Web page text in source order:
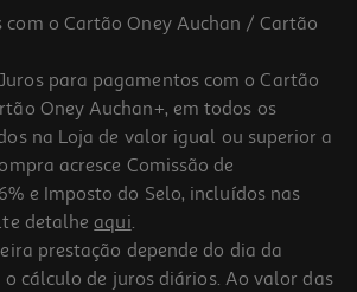
4.3
Q.6846 40cm 45w
o Cartão Oney Auchan / Cartão
para pagamentos com o Cartão
Oney Auchan+, em todos os
na Loja de valor igual ou superior a
acresce Comissão de
e Imposto do Selo, incluídos nas
detalhe aqui.
prestação depende do dia da
cálculo de juros diários. Ao valor das